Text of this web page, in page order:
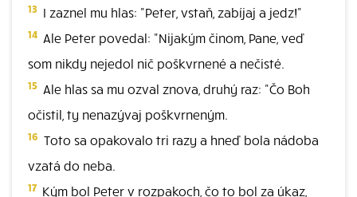
13 I zaznel mu hlas: "Peter, vstaň, zabíjaj a jedz!"
14 Ale Peter povedal: "Nijakým činom, Pane, veď
som nikdy nejedol nič poškvrnené a nečisté.
15 Ale hlas sa mu ozval znova, druhý raz: "Čo Boh
očistil, ty nenazývaj poškvrneným.
16 Toto sa opakovalo tri razy a hneď bola nádoba
vzatá do neba.
17 Kým bol Peter v rozpakoch, čo to bol za úkaz,